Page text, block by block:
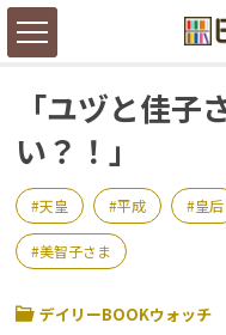
「ユヅと佳子
い？！」
天皇 平成 皇后
美智子さま
デイリーBOOKウォッチ